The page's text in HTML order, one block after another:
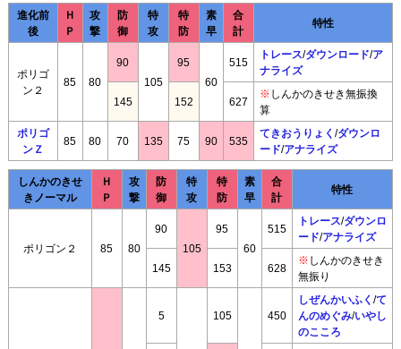
進化前
後
Ｈ
Ｐ
攻
撃
防
御
特
攻
特
防
素
早
合
計
特性
ポリゴ
ン２
85 80
90
105
95
60
515
トレース/ダウンロード/ア
ナライズ
145 152 627
※ しんかのきせき無振換
算
ポリゴ
ンＺ
85 80 70 135 75 90 535
てきおうりょく /ダウンロ
ード/アナライズ
しんかのきせ
きノーマル
Ｈ
Ｐ
攻
撃
防
御
特
攻
特
防
素
早
合
計
特性
ポリゴン２ 85 80
90
105
95
60
515
トレース/ダウンロ
ード/アナライズ
145 153 628
※ しんかのきせき
無振り
5 105 450
しぜんかいふく /て
んのめぐみ/いやし
のこころ